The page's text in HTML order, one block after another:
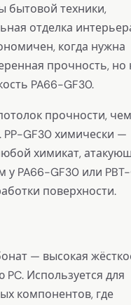
бытовой техники,
отделка
когда нужна
прочность, но
PA66-GF30.
прочности,
GF30 химически —
химикат,
у PA66-GF30 или
поверхности.
— высокая
Используется для
компонентов, где